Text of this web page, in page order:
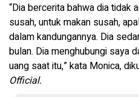
“Dia bercerita bahwa dia tidak
susah, untuk makan susah,
dalam kandungannya. Dia
bulan. Dia menghubungi saya
uang saat itu,” kata Monica,
Official.